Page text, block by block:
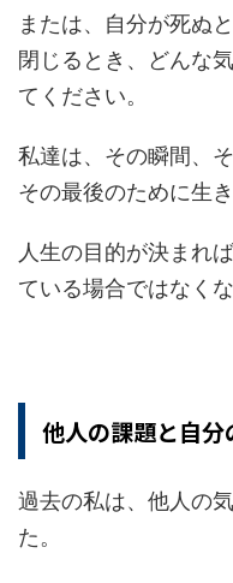
または、自分が死ぬ
閉じるとき、どんな
てください。
私達は、その瞬間、
その最後のために生き
人生の目的が決まれ
ている場合ではなく
他人の課題と自分
過去の私は、他人の
た。